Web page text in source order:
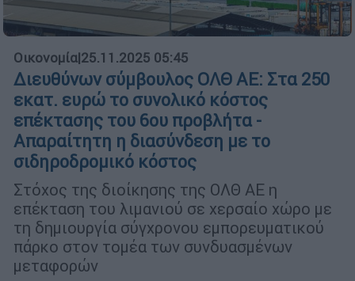
Οικονομία|25.11.2025 05:45
Διευθύνων σύμβουλος ΟΛΘ ΑΕ: Στα 250
εκατ. ευρώ το συνολικό κόστος
επέκτασης του 6ου προβλήτα -
Απαραίτητη η διασύνδεση με το
σιδηροδρομικό κόστος
Στόχος της διοίκησης της ΟΛΘ ΑΕ η
επέκταση του λιμανιού σε χερσαίο χώρο με
τη δημιουργία σύγχρονου εμπορευματικού
πάρκο στον τομέα των συνδυασμένων
μεταφορών